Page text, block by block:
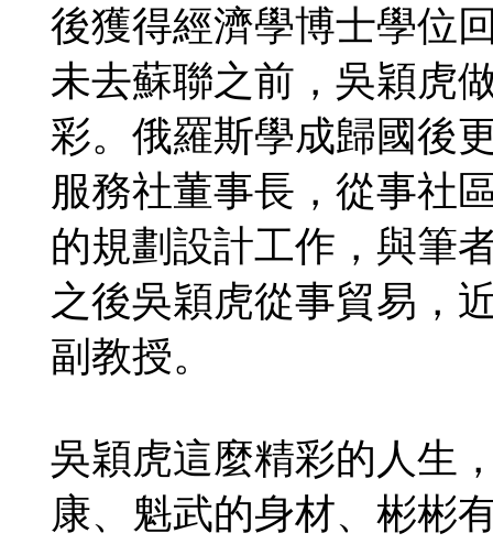
後獲得經濟學博士學位
未去蘇聯之前，吳穎虎
彩。俄羅斯學成歸國後
服務社董事長，從事社
的規劃設計工作，與筆
之後吳穎虎從事貿易，
副教授。
吳穎虎這麼精彩的人生
康、魁武的身材、彬彬